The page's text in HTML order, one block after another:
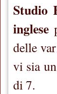
Studio
inglese
delle
vi sia
di 7.